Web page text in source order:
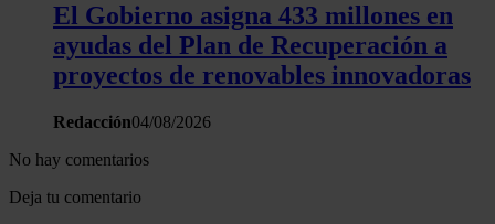
El Gobierno asigna 433 millones en
ayudas del Plan de Recuperación a
proyectos de renovables innovadoras
Redacción04/08/2026
No hay comentarios
Deja tu comentario